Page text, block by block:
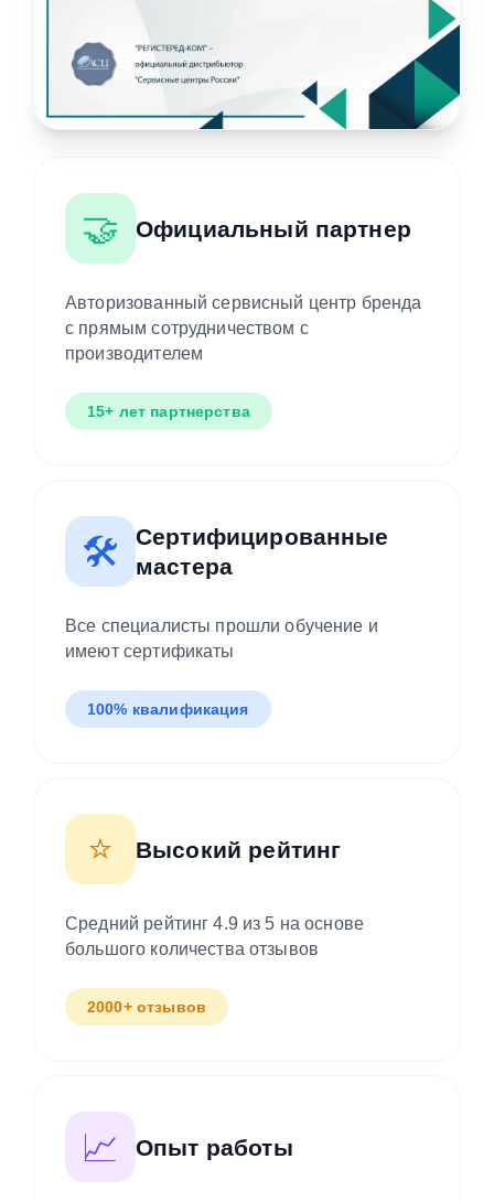
🤝 Официальный партнер
Авторизованный сервисный центр бренда
с прямым сотрудничеством с
производителем
15+ лет партнерства
🛠️
Сертифицированные
мастера
Все специалисты прошли обучение и
имеют сертификаты
100% квалификация
⭐ Высокий рейтинг
Средний рейтинг 4.9 из 5 на основе
большого количества отзывов
2000+ отзывов
📈 Опыт работы